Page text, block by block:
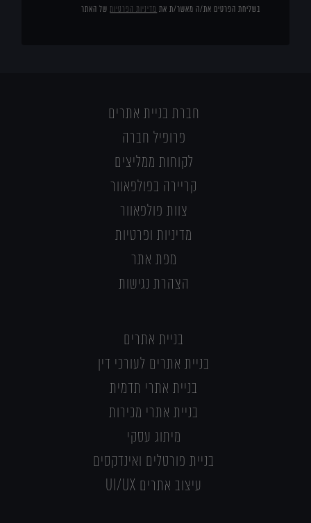
בשליחת הפרטים את/ה מאשר/ת את מדיניות הפרטיותשל האתר
חברת בניית אתרים
פרופיל חברה
לקוחות ממליצים
קריירה בפולפאוור
צוות פולפאוור
מדיניות ופרטיות
מפת אתר
הצהרת נגישות
בניית אתרים
בניית אתרים לעורכי דין
בניית אתרי תדמית
בניית אתרי מכירות
מיתוג עסקי
בניית פורטלים ואינדקסים
עיצוב אתרים UI/UX